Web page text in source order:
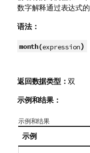
数字解释通过表达式
语法：
month(expression)
返回数据类型：双
示例和结果：
示例和结果
示例